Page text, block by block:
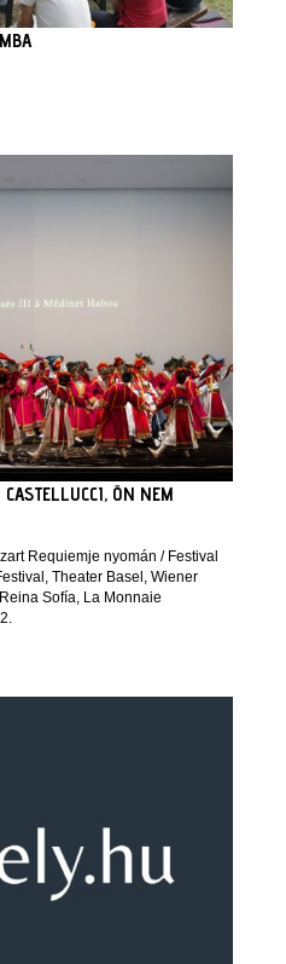
ÖN NEM
Requiemje nyomán / Festival
Theater Basel, Wiener
Sofía, La Monnaie